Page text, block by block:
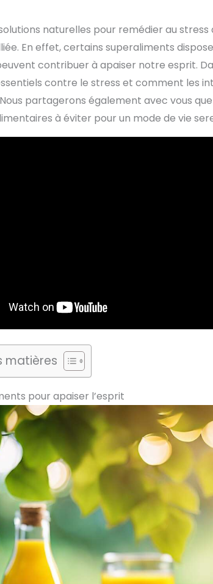
naturelles pour remédier au
En effet, certains superaliments
contribuer à apaiser notre esprit.
contre le stress et comment les
partagerons également avec vous
à éviter pour un mode de vie
matières
pour apaiser l’esprit